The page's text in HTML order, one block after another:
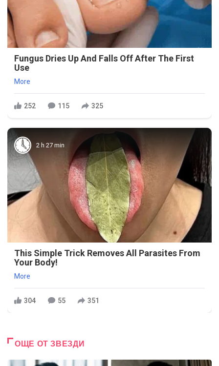
Fungus Dries Up And Falls Off After The First
Use
More
252 115 325
2 h 27 min
This Simple Trick Removes All Parasites From
Your Body!
More
304 55 351
ОЩЕ ОТ ЗВЕЗДИ